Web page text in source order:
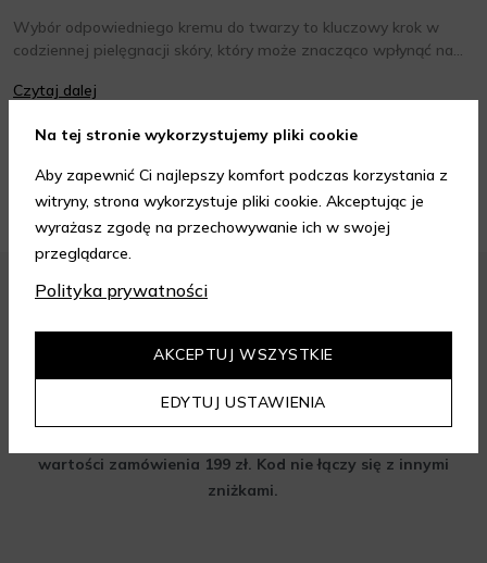
Wybór odpowiedniego kremu do twarzy to kluczowy krok w
codziennej pielęgnacji skóry, który może znacząco wpłynąć na
oraz wiedzieć, jak dopasować je do potrzeb własnej skóry.
krem do twarzy.
Czytaj dalej
Zapisz się do newslettera i odbierz
rabat na aelia.pl:
wartości zamówienia 199 zł. Kod nie łączy się z innymi
zniżkami.
Na tej stronie wykorzystujemy pliki cookie
Aby zapewnić Ci najlepszy komfort podczas korzystania z
witryny, strona wykorzystuje pliki cookie. Akceptując je
wyrażasz zgodę na przechowywanie ich w swojej
przeglądarce.
Polityka prywatności
EDYTUJ USTAWIENIA
AKCEPTUJ WSZYSTKIE